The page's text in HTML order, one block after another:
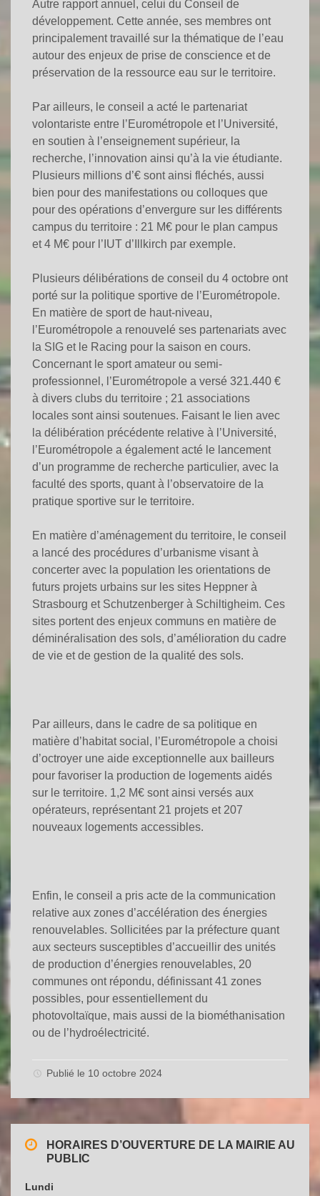
Autre rapport annuel, celui du Conseil de
développement. Cette année, ses membres ont
principalement travaillé sur la thématique de l’eau
autour des enjeux de prise de conscience et de
préservation de la ressource eau sur le territoire.
Par ailleurs, le conseil a acté le partenariat
volontariste entre l’Eurométropole et l’Université,
en soutien à l’enseignement supérieur, la
recherche, l’innovation ainsi qu’à la vie étudiante.
Plusieurs millions d’€ sont ainsi fléchés, aussi
bien pour des manifestations ou colloques que
pour des opérations d’envergure sur les différents
campus du territoire : 21 M€ pour le plan campus
et 4 M€ pour l’IUT d’Illkirch par exemple.
Plusieurs délibérations de conseil du 4 octobre ont
porté sur la politique sportive de l’Eurométropole.
En matière de sport de haut-niveau,
l’Eurométropole a renouvelé ses partenariats avec
la SIG et le Racing pour la saison en cours.
Concernant le sport amateur ou semi-
professionnel, l’Eurométropole a versé 321.440 €
à divers clubs du territoire ; 21 associations
locales sont ainsi soutenues. Faisant le lien avec
la délibération précédente relative à l’Université,
l’Eurométropole a également acté le lancement
d’un programme de recherche particulier, avec la
faculté des sports, quant à l’observatoire de la
pratique sportive sur le territoire.
En matière d’aménagement du territoire, le conseil
a lancé des procédures d’urbanisme visant à
concerter avec la population les orientations de
futurs projets urbains sur les sites Heppner à
Strasbourg et Schutzenberger à Schiltigheim. Ces
sites portent des enjeux communs en matière de
déminéralisation des sols, d’amélioration du cadre
de vie et de gestion de la qualité des sols.
Par ailleurs, dans le cadre de sa politique en
matière d’habitat social, l’Eurométropole a choisi
d’octroyer une aide exceptionnelle aux bailleurs
pour favoriser la production de logements aidés
sur le territoire. 1,2 M€ sont ainsi versés aux
opérateurs, représentant 21 projets et 207
nouveaux logements accessibles.
Enfin, le conseil a pris acte de la communication
relative aux zones d’accélération des énergies
renouvelables. Sollicitées par la préfecture quant
aux secteurs susceptibles d’accueillir des unités
de production d’énergies renouvelables, 20
communes ont répondu, définissant 41 zones
possibles, pour essentiellement du
photovoltaïque, mais aussi de la biométhanisation
ou de l’hydroélectricité.
Publié le 10 octobre 2024
HORAIRES D’OUVERTURE DE LA MAIRIE AU
PUBLIC
Lundi